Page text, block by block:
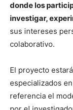
donde los
investigar,
sus intereses
colaborativo.
El proyecto
especializados
referencia el